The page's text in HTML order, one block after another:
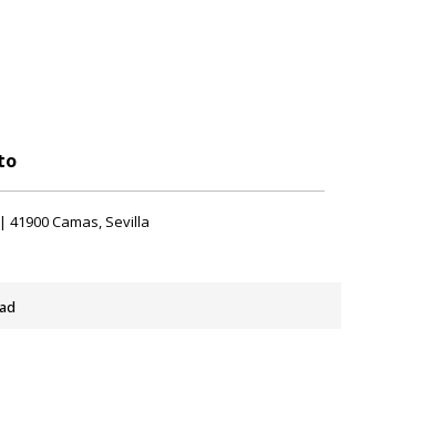
41900 Camas, Sevilla